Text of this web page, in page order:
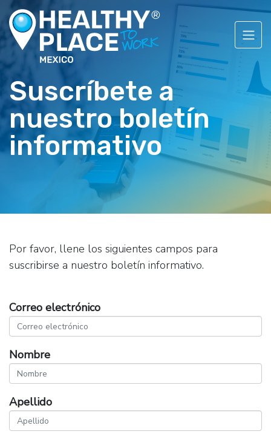
Suscríbete a
nuestro boletín
informativo
Por favor, llene los siguientes campos para
suscribirse a nuestro boletín informativo.
Correo electrónico
Nombre
Apellido